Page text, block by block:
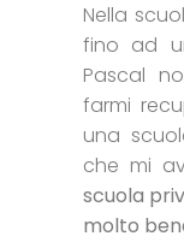
Nella
fino ad
Pascal
farmi
una
che mi
scuola
molto